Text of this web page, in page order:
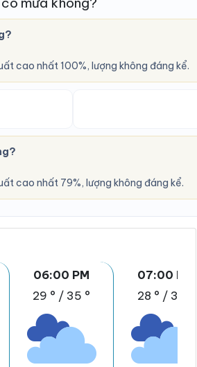
cao nhất 100%, lượng không đáng kể.
cao nhất 79%, lượng không đáng kể.
06:00 PM
29 ° / 35 °
07:00 PM
28 ° / 35 °